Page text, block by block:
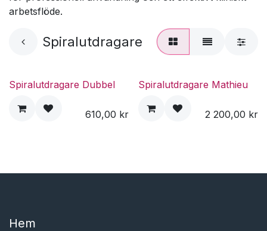
arbetsflöde.
Spiralutdragare
Spiralutdragare Dubbel
610,00 kr
Spiralutdragare Mathieu
2 200,00 kr
Hem​​